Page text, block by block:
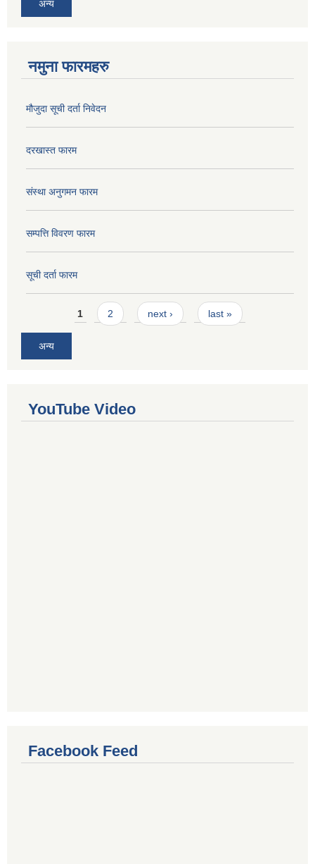
अन्य
नमुना फारमहरु
मौजुदा सूची दर्ता निवेदन
दरखास्त फारम
संस्था अनुगमन फारम
सम्पत्ति विवरण फारम
सूची दर्ता फारम
Pages1 2 next › last »
अन्य
YouTube Video
Facebook Feed